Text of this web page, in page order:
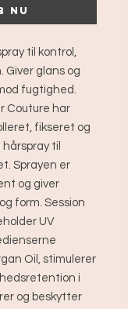
nu
til kontrol,
Giver glans og
fugtighed.
Couture har
fikseret og
til
Sprayen er
og giver
form. Session
UV
Oil, stimulerer
i
og beskytter